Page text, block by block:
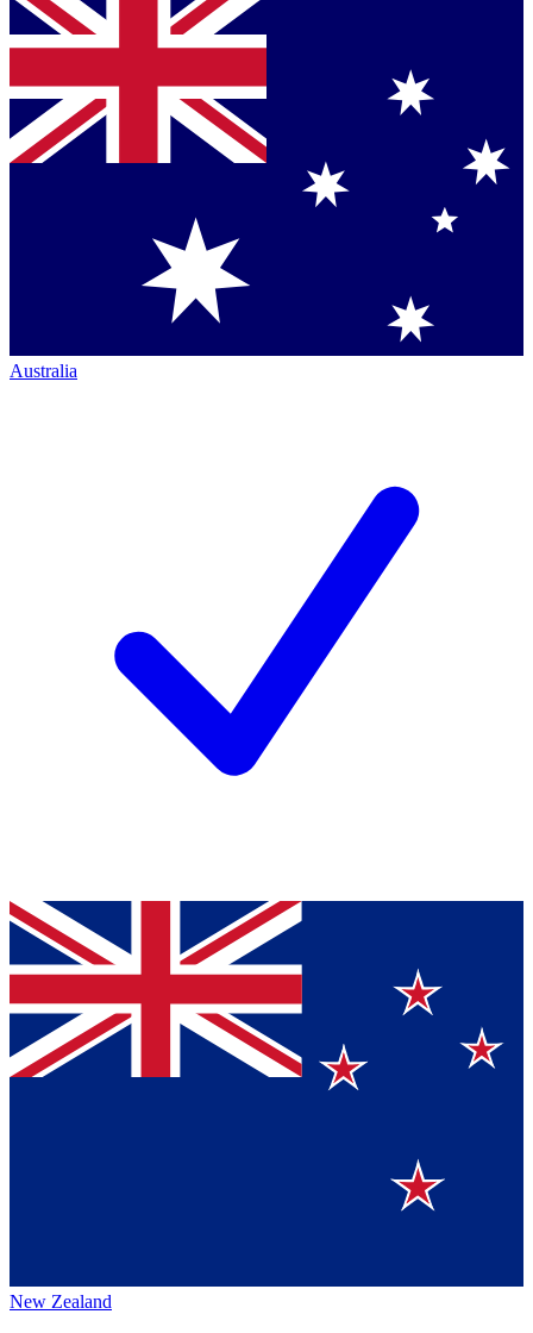
Australia
New Zealand